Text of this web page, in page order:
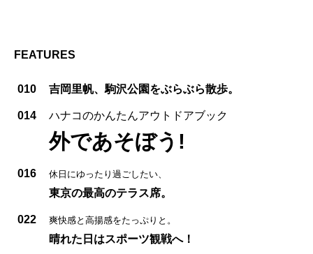
FEATURES
010 吉岡里帆、駒沢公園をぶらぶら散歩。
014 ハナコのかんたんアウトドアブック
外であそぼう!
016 休日にゆったり過ごしたい、
東京の最高のテラス席。
022 爽快感と高揚感をたっぷりと。
晴れた日はスポーツ観戦へ！